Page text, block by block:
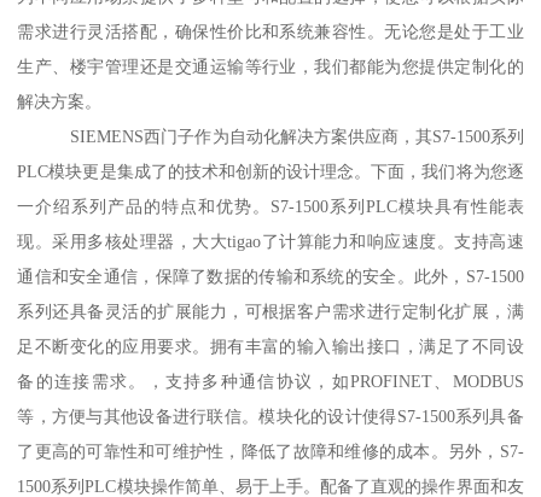
需求进行灵活搭配，确保性价比和系统兼容性。无论您是处于工业
生产、楼宇管理还是交通运输等行业，我们都能为您提供定制化的
解决方案。
SIEMENS西门子作为自动化解决方案供应商，其S7-1500系列
PLC模块更是集成了的技术和创新的设计理念。下面，我们将为您逐
一介绍系列产品的特点和优势。S7-1500系列PLC模块具有性能表
现。采用多核处理器，大大tigao了计算能力和响应速度。支持高速
通信和安全通信，保障了数据的传输和系统的安全。此外，S7-1500
系列还具备灵活的扩展能力，可根据客户需求进行定制化扩展，满
足不断变化的应用要求。拥有丰富的输入输出接口，满足了不同设
备的连接需求。，支持多种通信协议，如PROFINET、MODBUS
等，方便与其他设备进行联信。模块化的设计使得S7-1500系列具备
了更高的可靠性和可维护性，降低了故障和维修的成本。另外，S7-
1500系列PLC模块操作简单、易于上手。配备了直观的操作界面和友